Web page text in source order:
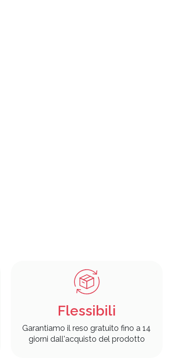
Flessibili
Garantiamo il reso gratuito fino a 14
giorni dall'acquisto del prodotto